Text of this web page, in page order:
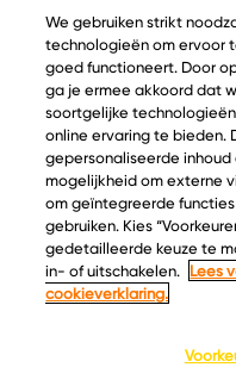
©
Inspiratie
Kaascatalogus
Recepten
Kaasplankjes
Blog
We gebruiken strikt
technologieën om ervoor
goed functioneert. Door
ga je ermee akkoord dat
soortgelijke
online ervaring te bieden.
gepersonaliseerde
mogelijkheid om externe
om geïntegreerde
gebruiken. Kies
gedetailleerde keuze te
in- of uitschakelen.
Lees
cookieverklaring.